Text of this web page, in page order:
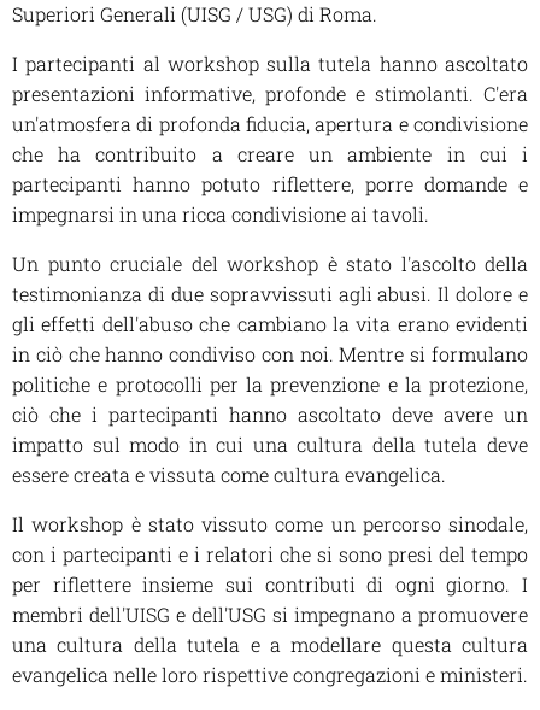
Superiori Generali (UISG / USG) di Roma.
I partecipanti al workshop sulla tutela hanno ascoltato
presentazioni informative, profonde e stimolanti. C'era
un'atmosfera di profonda fiducia, apertura e condivisione
che ha contribuito a creare un ambiente in cui i
partecipanti hanno potuto riflettere, porre domande e
impegnarsi in una ricca condivisione ai tavoli.
Un punto cruciale del workshop è stato l'ascolto della
testimonianza di due sopravvissuti agli abusi. Il dolore e
gli effetti dell'abuso che cambiano la vita erano evidenti
in ciò che hanno condiviso con noi. Mentre si formulano
politiche e protocolli per la prevenzione e la protezione,
ciò che i partecipanti hanno ascoltato deve avere un
impatto sul modo in cui una cultura della tutela deve
essere creata e vissuta come cultura evangelica.
Il workshop è stato vissuto come un percorso sinodale,
con i partecipanti e i relatori che si sono presi del tempo
per riflettere insieme sui contributi di ogni giorno. I
membri dell'UISG e dell'USG si impegnano a promuovere
una cultura della tutela e a modellare questa cultura
evangelica nelle loro rispettive congregazioni e ministeri.